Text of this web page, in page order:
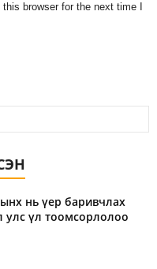
browser for the next time I
нь үер баривчлах
үл тоомсорлолоо